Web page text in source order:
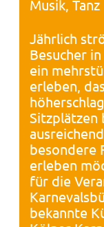
Musik,
Jährlich
Besucher
ein
erleben,
Sitzplätzen
besondere
erleben
für die
bekannte